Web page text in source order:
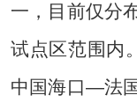
一，目前仅分
试点区范围内
中国海口—法